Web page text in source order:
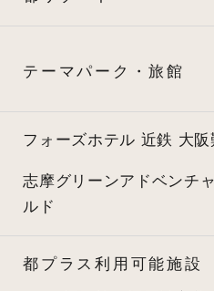
テーマパーク・旅館
フォーズホテル 近鉄 大阪
志摩グリーンアドベンチ
ルド
都プラス利用可能施設